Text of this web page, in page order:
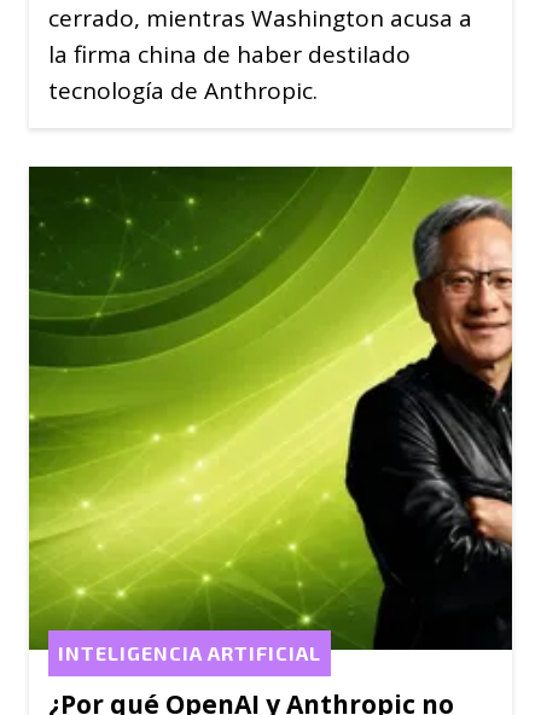
cerrado, mientras Washington acusa a
la firma china de haber destilado
tecnología de Anthropic.
¿Por qué OpenAI y Anthropic no
INTELIGENCIA ARTIFICIAL